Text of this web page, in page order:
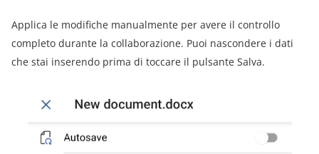
Applica le modifiche manualmente per avere il controllo
completo durante la collaborazione. Puoi nascondere i dati
che stai inserendo prima di toccare il pulsante Salva.